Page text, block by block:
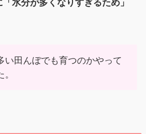
水分が多くなりすぎるため」
い田んぼでも育つのかやって